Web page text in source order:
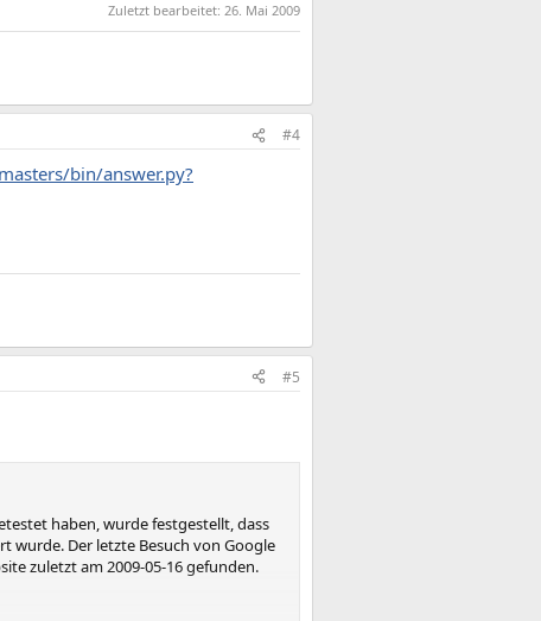
Zuletzt bearbeitet: 26. Mai 2009
#4
bin/answer.py?
#5
haben, wurde festgestellt, dass
wurde. Der letzte Besuch von Google
zuletzt am 2009-05-16 gefunden.